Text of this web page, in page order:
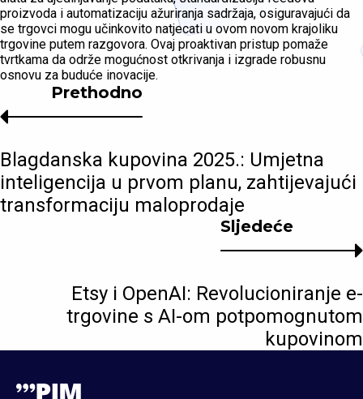
proizvoda i automatizaciju ažuriranja sadržaja, osiguravajući da
se trgovci mogu učinkovito natjecati u ovom novom krajoliku
trgovine putem razgovora. Ovaj proaktivan pristup pomaže
tvrtkama da održe mogućnost otkrivanja i izgrade robusnu
osnovu za buduće inovacije.
Sljedeće
Etsy i OpenAI: Revolucioniranje e-
trgovine s AI-om potpomognutom
kupovinom
Prethodno
Blagdanska kupovina 2025.: Umjetna
inteligencija u prvom planu, zahtijevajući
transformaciju maloprodaje